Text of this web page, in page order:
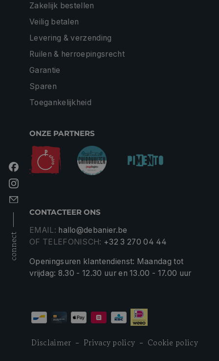
connect
Zakelijk bestellen
Veilig betalen
Levering & verzending
Ruilen & herroepingsrecht
Garantie
Sparen
Toegankelijkheid
ONZE PARTNERS
CONTACTEER ONS
EMAIL: hallo@debanier.be
OF TELEFONISCH: +32 3 270 04 44
Openingsuren klantendienst: Maandag tot
vrijdag: 8.30 - 12.30 uur en 13.00 - 17.00 uur
Disclaimer Privacy policy Cookie policy